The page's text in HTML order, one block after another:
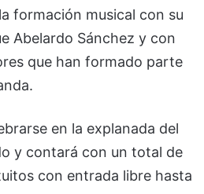
formación musical con su
Abelardo Sánchez y con
que han formado parte
en la explanada del
y contará con un total de
con entrada libre hasta